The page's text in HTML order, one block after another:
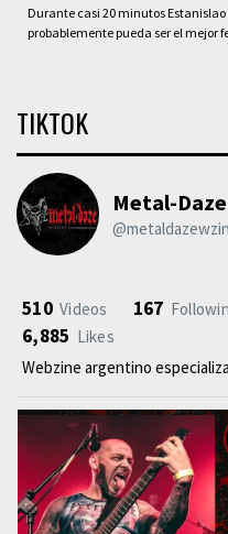
Durante casi 20 minutos
probablemente pueda ser el mejor
TIKTOK
Metal-
510 Videos 167
6,885 Likes
Webzine argentino